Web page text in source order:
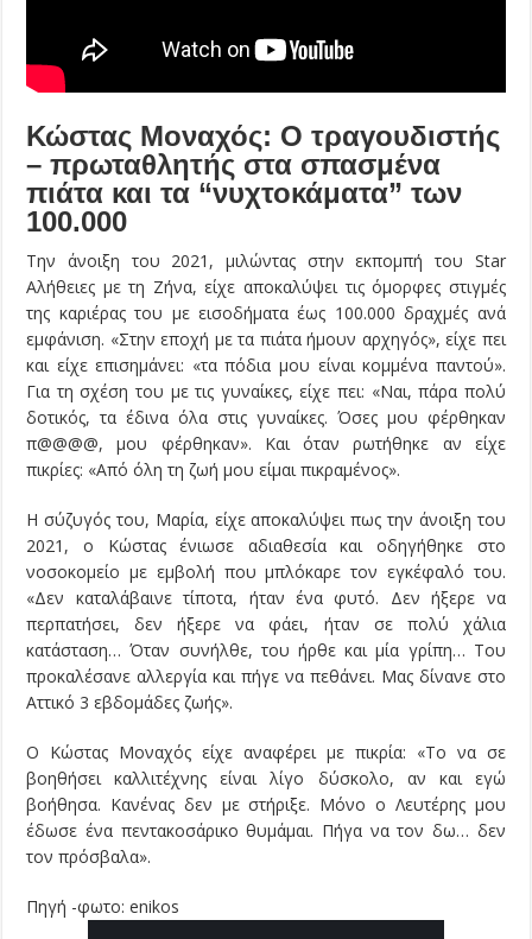
Κώστας Μοναχός: Ο τραγουδιστής
– πρωταθλητής στα σπασμένα
πιάτα και τα “νυχτοκάματα” των
100.000
Την άνοιξη του 2021, μιλώντας στην εκπομπή του Star
Αλήθειες με τη Ζήνα, είχε αποκαλύψει τις όμορφες στιγμές
της καριέρας του με εισοδήματα έως 100.000 δραχμές ανά
εμφάνιση. «Στην εποχή με τα πιάτα ήμουν αρχηγός», είχε πει
και είχε επισημάνει: «τα πόδια μου είναι κομμένα παντού».
Για τη σχέση του με τις γυναίκες, είχε πει: «Ναι, πάρα πολύ
δοτικός, τα έδινα όλα στις γυναίκες. Όσες μου φέρθηκαν
π@@@@, μου φέρθηκαν». Και όταν ρωτήθηκε αν είχε
πικρίες: «Από όλη τη ζωή μου είμαι πικραμένος».
Η σύζυγός του, Μαρία, είχε αποκαλύψει πως την άνοιξη του
2021, ο Κώστας ένιωσε αδιαθεσία και οδηγήθηκε στο
νοσοκομείο με εμβολή που μπλόκαρε τον εγκέφαλό του.
«Δεν καταλάβαινε τίποτα, ήταν ένα φυτό. Δεν ήξερε να
περπατήσει, δεν ήξερε να φάει, ήταν σε πολύ χάλια
κατάσταση… Όταν συνήλθε, του ήρθε και μία γρίπη… Του
προκαλέσανε αλλεργία και πήγε να πεθάνει. Μας δίνανε στο
Αττικό 3 εβδομάδες ζωής».
Ο Κώστας Μοναχός είχε αναφέρει με πικρία: «Το να σε
βοηθήσει καλλιτέχνης είναι λίγο δύσκολο, αν και εγώ
βοήθησα. Κανένας δεν με στήριξε. Μόνο ο Λευτέρης μου
έδωσε ένα πεντακοσάρικο θυμάμαι. Πήγα να τον δω… δεν
τον πρόσβαλα».
Πηγή -φωτο: enikos